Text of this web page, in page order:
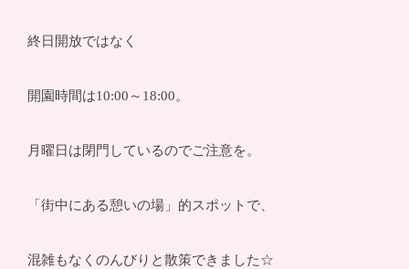
終日開放ではなく
開園時間は10:00～18:00。
月曜日は閉門しているのでご注意を。
「街中にある憩いの場」的スポットで、
混雑もなくのんびりと散策できました☆